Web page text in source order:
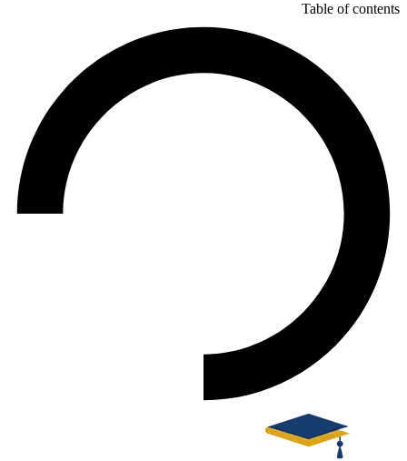
Table of contents